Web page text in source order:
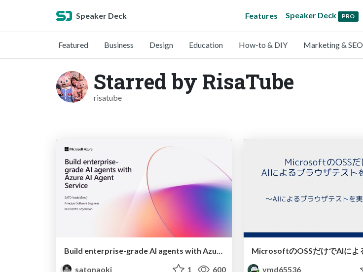
Speaker Deck Features Speaker Deck PRO
Featured Business Design Education How-to & DIY Marketing & SEO
Starred by RisaTube
risatube
Build enterprise-grade AI agents with Azure AI Agent Service
satonaoki
1 600
ymd65536